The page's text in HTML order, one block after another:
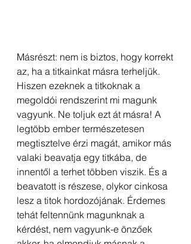
Másrészt: nem is biztos, hogy korrekt
az, ha a titkainkat másra terheljük.
Hiszen ezeknek a titkoknak a
megoldói rendszerint mi magunk
vagyunk. Ne toljuk ezt át másra! A
legtöbb ember természetesen
megtisztelve érzi magát, amikor más
valaki beavatja egy titkába, de
innentől a terhet többen viszik. És a
beavatott is részese, olykor cinkosa
lesz a titok hordozójának. Érdemes
tehát feltennünk magunknak a
kérdést, nem vagyunk-e önzőek